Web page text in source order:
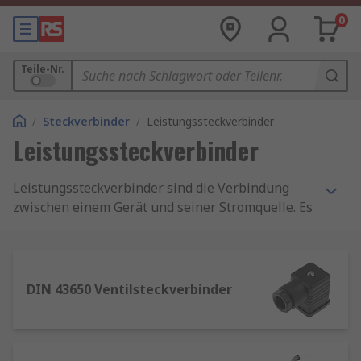
0
Teile-Nr.
/ Steckverbinder / Leistungssteckverbinder
Leistungssteckverbinder
Leistungssteckverbinder sind die Verbindung
zwischen einem Gerät und seiner Stromquelle. Es
DIN 43650 Ventilsteckverbinder